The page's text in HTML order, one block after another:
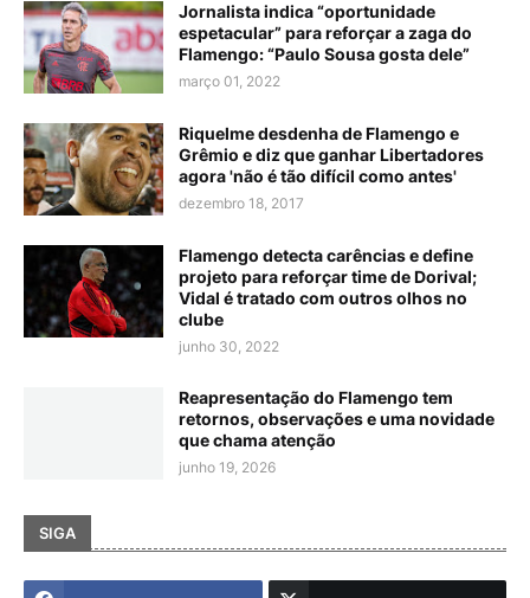
Jornalista indica “oportunidade
espetacular” para reforçar a zaga do
Flamengo: “Paulo Sousa gosta dele”
março 01, 2022
Riquelme desdenha de Flamengo e
Grêmio e diz que ganhar Libertadores
agora 'não é tão difícil como antes'
dezembro 18, 2017
Flamengo detecta carências e define
projeto para reforçar time de Dorival;
Vidal é tratado com outros olhos no
clube
junho 30, 2022
Reapresentação do Flamengo tem
retornos, observações e uma novidade
que chama atenção
junho 19, 2026
SIGA